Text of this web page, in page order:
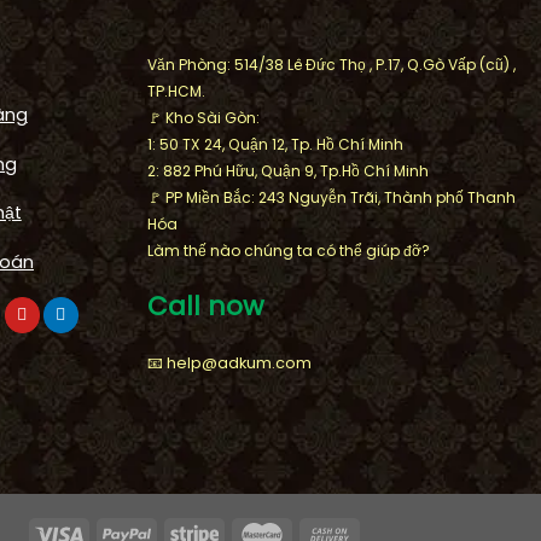
Daisy nổi
Quận 2
FOUNTAIN
Công trình Arwork Artistic
waterfall cảnh quan khu biệt
Thạnh Mỹ Lợi, Cát Lái
Văn Phòng: 514/38 Lê Đức Thọ , P.17, Q.Gò Vấp (cũ) ,
TP.HCM.
🚩 Kho Sài Gòn:
1: 50 TX 24, Quận 12, Tp. Hồ Chí Minh
2: 882 Phú Hữu, Quận 9, Tp.Hồ Chí Minh
🚩 PP Miền Bắc: 243 Nguyễn Trãi, Thành phố Thanh
Hóa
Làm thế nào chúng ta có thể giúp đỡ?
Call now
📧 help@adkum.com